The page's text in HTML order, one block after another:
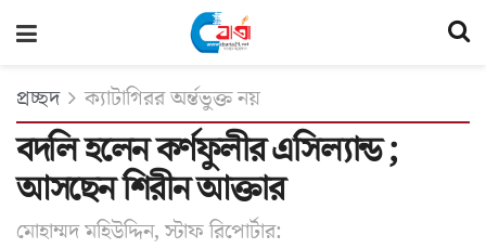
প্রচ্ছদ ক্যাটাগিরর অর্ন্তভুক্ত নয়
বদলি হলেন কর্ণফুলীর এসিল্যান্ড ;
আসছেন শিরীন আক্তার
মোহাম্মদ মহিউদ্দিন, স্টাফ রিপোর্টার: